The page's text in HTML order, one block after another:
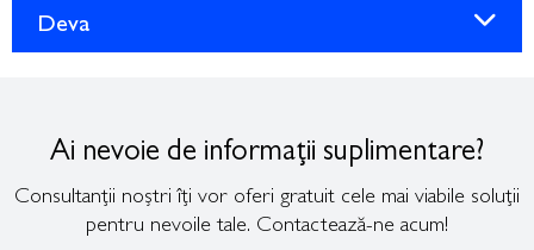
Deva
Ai nevoie de informații suplimentare?
Consultanții noștri îți vor oferi gratuit cele mai viabile soluții
pentru nevoile tale. Contactează-ne acum!